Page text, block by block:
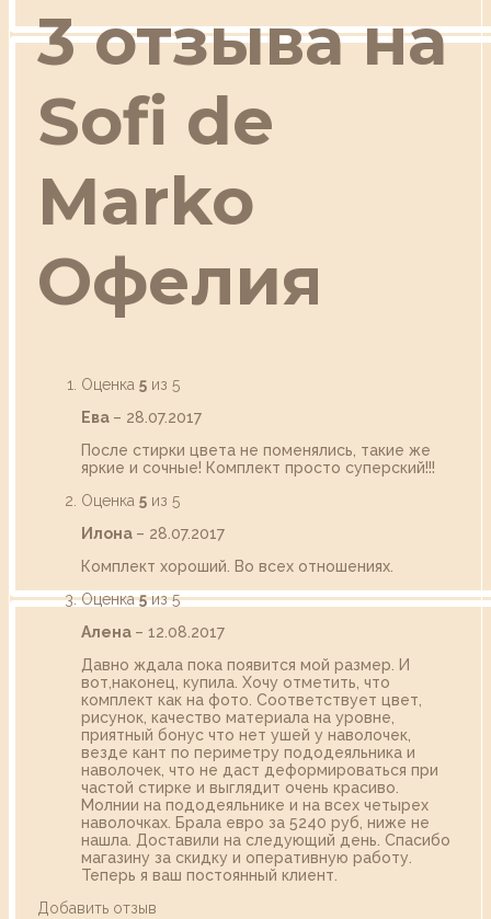
3 отзыва на
Sofi de
Marko
Офелия
Оценка 5 из 5
Ева – 28.07.2017
После стирки цвета не поменялись, такие же
яркие и сочные! Комплект просто суперский!!!
Оценка 5 из 5
Илона – 28.07.2017
Комплект хороший. Во всех отношениях.
Оценка5из 5
Алена – 12.08.2017
Давно ждала пока появится мой размер. И
вот,наконец, купила. Хочу отметить, что
комплект как на фото. Соответствует цвет,
рисунок, качество материала на уровне,
приятный бонус что нет ушей у наволочек,
везде кант по периметру пододеяльника и
наволочек, что не даст деформироваться при
частой стирке и выглядит очень красиво.
Молнии на пододеяльнике и на всех четырех
наволочках. Брала евро за 5240 руб, ниже не
нашла. Доставили на следующий день. Спасибо
магазину за скидку и оперативную работу.
Теперь я ваш постоянный клиент.
Добавить отзыв